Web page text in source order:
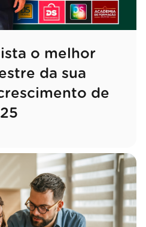
o melhor
da sua
de